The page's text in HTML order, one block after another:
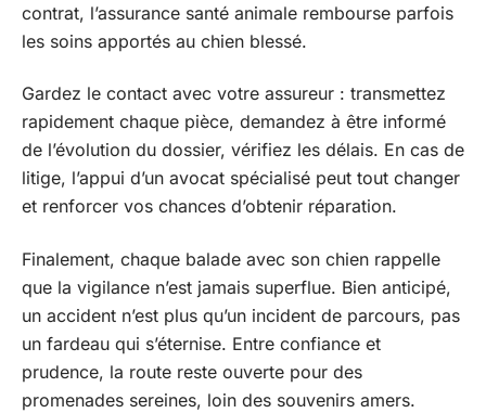
contrat, l’assurance santé animale rembourse parfois
les soins apportés au chien blessé.
Gardez le contact avec votre assureur : transmettez
rapidement chaque pièce, demandez à être informé
de l’évolution du dossier, vérifiez les délais. En cas de
litige, l’appui d’un avocat spécialisé peut tout changer
et renforcer vos chances d’obtenir réparation.
Finalement, chaque balade avec son chien rappelle
que la vigilance n’est jamais superflue. Bien anticipé,
un accident n’est plus qu’un incident de parcours, pas
un fardeau qui s’éternise. Entre confiance et
prudence, la route reste ouverte pour des
promenades sereines, loin des souvenirs amers.